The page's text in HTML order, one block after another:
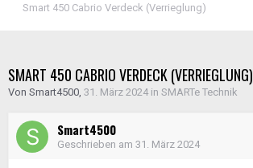
Smart 450 Cabrio Verdeck (Verrieglung)
SMART 450 CABRIO VERDECK (VERRIEGLUNG)
Von Smart4500, 31. März 2024 in SMARTe Technik
Smart4500
Geschrieben am 31. März 2024